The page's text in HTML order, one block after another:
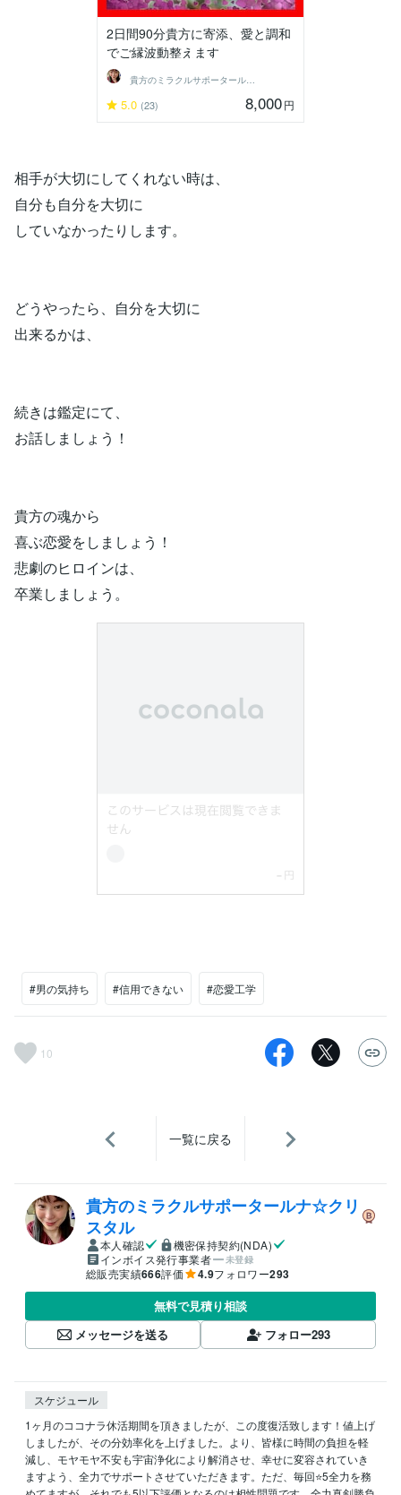
2日間90分貴方に寄添、愛と調和
でご縁波動整えます
5.0 (23) 8,000円
相手が大切にしてくれない時は、
自分も自分を大切に
していなかったりします。
どうやったら、自分を大切に
出来るかは、
続きは鑑定にて、
お話しましょう！
貴方の魂から
喜ぶ恋愛をしましょう！
悲劇のヒロインは、
卒業しましょう。
#男の気持ち #信用できない #恋愛工学
10
一覧に戻る
貴方のミラクルサポータールナ☆クリ
スタル
本人確認
機密保持契約(NDA)
インボイス発行事業者
未登録
総販売実績666評価 4.9フォロワー293
無料で見積り相談
メッセージを送る
フォロー293
スケジュール
1ヶ月のココナラ休活期間を頂きましたが、この度復活致します！値上げ
しましたが、その分効率化を上げました。より、皆様に時間の負担を軽
減し、モヤモヤ不安も宇宙浄化により解消させ、幸せに変容されていき
ますよう、全力でサポートさせていただきます。ただ、毎回⭐️5全力を務